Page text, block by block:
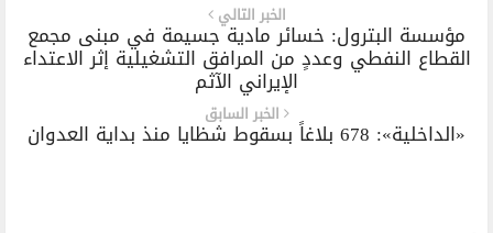
الخبر التالي
‏مؤسسة البترول: خسائر مادية جسيمة في مبنى مجمع
القطاع النفطي وعددٍ من المرافق التشغيلية إثر الاعتداء
الإيراني الآثم
الخبر السابق
«الداخلية»: 678 بلاغاً بسقوط شظايا منذ بداية العدوان